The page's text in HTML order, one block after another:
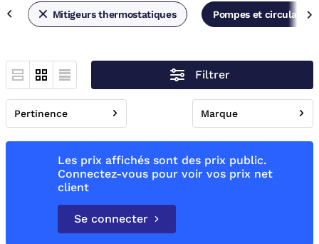
Mitigeurs thermostatiques Pompes et
Filtrer
Pertinence Marque
Les prix affichés sont des prix public.
Connectez-vous pour voir vos prix net
client
Se connecter